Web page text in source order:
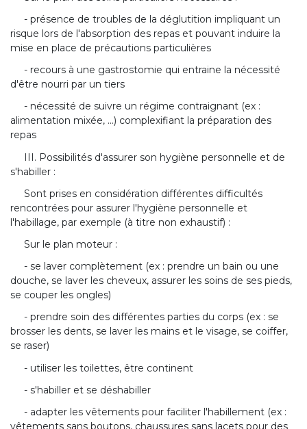
- présence de troubles de la déglutition impliquant un
risque lors de l'absorption des repas et pouvant induire la
mise en place de précautions particulières
- recours à une gastrostomie qui entraine la nécessité
d'être nourri par un tiers
- nécessité de suivre un régime contraignant (ex :
alimentation mixée, ...) complexifiant la préparation des
repas
III. Possibilités d'assurer son hygiène personnelle et de
s'habiller :
Sont prises en considération différentes difficultés
rencontrées pour assurer l'hygiène personnelle et
l'habillage, par exemple (à titre non exhaustif) :
Sur le plan moteur :
- se laver complètement (ex : prendre un bain ou une
douche, se laver les cheveux, assurer les soins de ses pieds,
se couper les ongles)
- prendre soin des différentes parties du corps (ex : se
brosser les dents, se laver les mains et le visage, se coiffer,
se raser)
- utiliser les toilettes, être continent
- s'habiller et se déshabiller
- adapter les vêtements pour faciliter l'habillement (ex :
vêtements sans boutons, chaussures sans lacets pour des